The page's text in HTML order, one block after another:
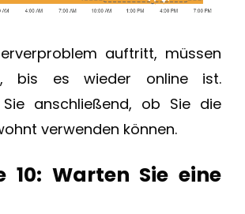
auftritt, müssen
bis es wieder online ist.
Sie anschließend, ob Sie die
verwenden können.
10: Warten Sie eine